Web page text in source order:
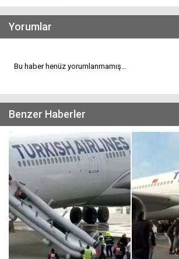
Yorumlar
Bu haber henüz yorumlanmamış...
Benzer Haberler